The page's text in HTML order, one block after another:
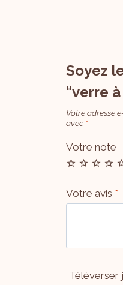
Soyez
“verre
Votre adresse
avec *
Votre note
Votre avis *
Téléverser